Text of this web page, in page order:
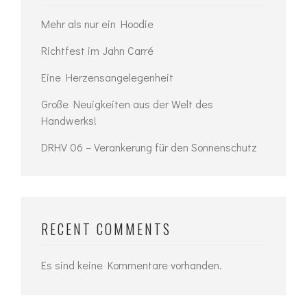
Mehr als nur ein Hoodie
Richtfest im Jahn Carré
Eine Herzensangelegenheit
Große Neuigkeiten aus der Welt des
Handwerks!
DRHV 06 – Verankerung für den Sonnenschutz
RECENT COMMENTS
Es sind keine Kommentare vorhanden.